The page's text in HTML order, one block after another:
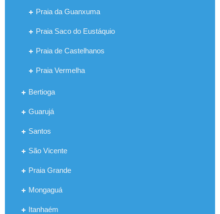
Praia da Guanxuma
Praia Saco do Eustáquio
Praia de Castelhanos
Praia Vermelha
Bertioga
Guarujá
Santos
São Vicente
Praia Grande
Mongaguá
Itanhaém